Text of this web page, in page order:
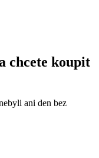
chcete koupit
ani den bez